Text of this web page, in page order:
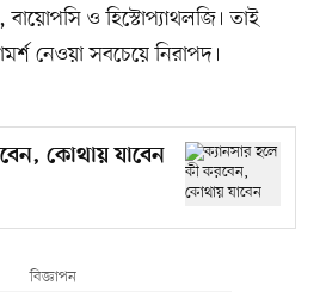
বায়োপসি ও হিস্টোপ্যাথলজি। তাই
নেওয়া সবচেয়ে নিরাপদ।
কোথায় যাবেন